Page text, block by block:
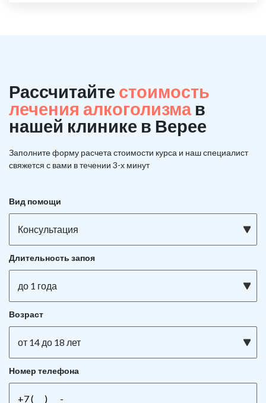
Рассчитайте стоимость
лечения алкоголизма в
нашей клинике в Верее
Заполните форму расчета стоимости курса и наш специалист
свяжется с вами в течении 3-х минут
Вид помощи
Консультация
Длительность запоя
до 1 года
Возраст
от 14 до 18 лет
Номер телефона